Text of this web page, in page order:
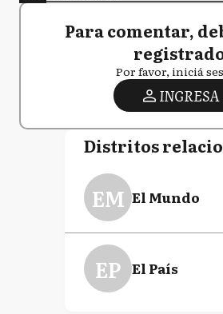
Para comentar,
Por favor, iniciá
INGRESA
Distritos
EM El Mundo
EP El País